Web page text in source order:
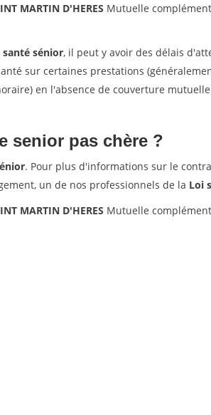
MARTIN D'HERES Mutuelle
santé sénior, il peut y avoir des délais
sur certaines prestations
en l'absence de couverture
senior pas chère ?
. Pour plus d'informations sur le
un de nos professionnels de la Loi
MARTIN D'HERES Mutuelle